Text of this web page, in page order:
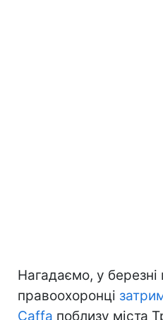
Нагадаємо, у березні
правоохоронці
Caffa поблизу міста